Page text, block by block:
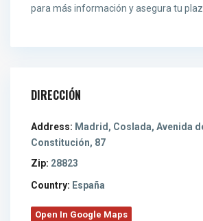
para más información y asegura tu
DIRECCIÓN
Address: Madrid, Coslada, Avenida
Constitución, 87
Zip: 28823
Country: España
Open In Google Maps